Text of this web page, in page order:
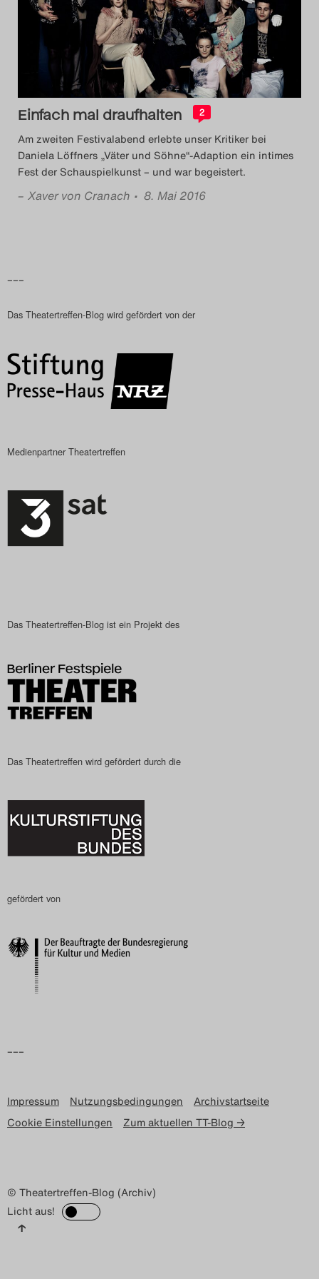
Das Theatertreffen-Blog
2014
Das Theatertreffen-Blog
2015
Das Theatertreffen-Blog
2016
Das Theatertreffen-Blog
2018
Das Theatertreffen-Blog
2018 Alumni
Das Theatertreffen-Blog
Das Theatertreffen-Blog
2022
Das Theatertreffen-Blog
2023
Das Theatertreffen-Blog
2024
2025
Das Theatertreffen-Blog
Nutzungsbedingungen
Einfach mal draufhalten 2
Am zweiten Festivalabend erlebte unser Kritiker bei
Daniela Löffners „Väter und Söhne“-Adaption ein intimes
Fest der Schauspielkunst – und war begeistert.
– Xaver von Cranach • 8. Mai 2016
–––
Das Theatertreffen-Blog wird gefördert von der
Medienpartner Theatertreffen
Das Theatertreffen-Blog ist ein Projekt des
Das Theatertreffen wird gefördert durch die
gefördert von
–––
Impressum Nutzungsbedingungen
Archivstartseite
Cookie Einstellungen
Zum aktuellen TT-Blog →
© Theatertreffen-Blog (Archiv)
Licht aus!
↑